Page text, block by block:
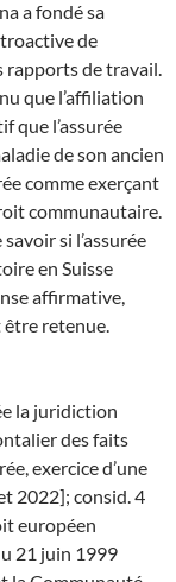
a fondé sa
de
rapports de travail.
que l’affiliation
que l’assurée
de son ancien
comme exerçant
communautaire.
si l’assurée
en Suisse
affirmative,
retenue.
la juridiction
des faits
exercice d’une
2022]; consid. 4
européen
21 juin 1999